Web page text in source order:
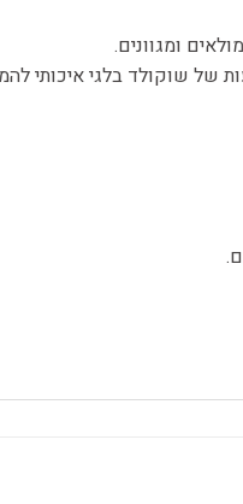
ומגוונים.
של שוקולד בלגי איכותי